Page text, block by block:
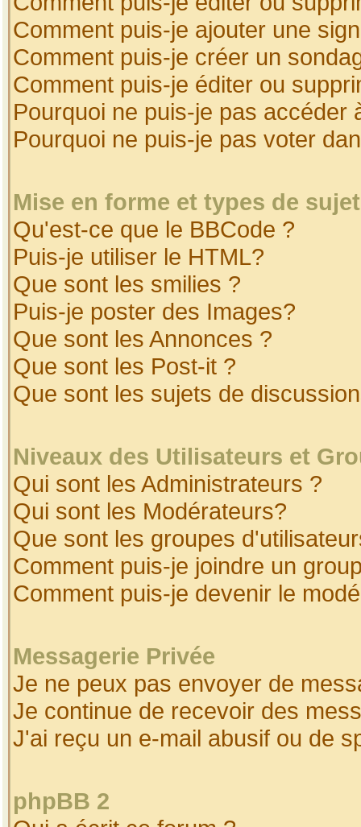
Comment puis-je ajouter une
Comment puis-je créer un
Comment puis-je éditer ou
Pourquoi ne puis-je pas accéder
Pourquoi ne puis-je pas voter
Mise en forme et types de
Qu'est-ce que le BBCode ?
Puis-je utiliser le HTML?
Que sont les smilies ?
Puis-je poster des Images?
Que sont les Annonces ?
Que sont les Post-it ?
Que sont les sujets de
Niveaux des Utilisateurs et
Qui sont les Administrateurs ?
Qui sont les Modérateurs?
Que sont les groupes
Comment puis-je joindre un
Comment puis-je devenir le
Messagerie Privée
Je ne peux pas envoyer de
Je continue de recevoir des
J'ai reçu un e-mail abusif ou de
phpBB 2